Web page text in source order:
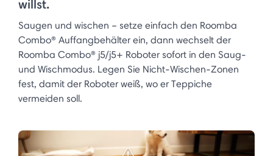
willst.
Saugen und wischen – setze einfach den Roomba
Combo® Auffangbehälter ein, dann wechselt der
Roomba Combo® j5/j5+ Roboter sofort in den Saug-
und Wischmodus. Legen Sie Nicht-Wischen-Zonen
fest, damit der Roboter weiß, wo er Teppiche
vermeiden soll.